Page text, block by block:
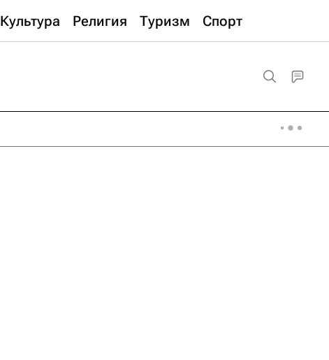
Культура Религия Туризм Спорт